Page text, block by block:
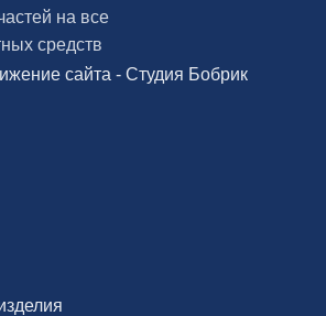
на все
средств